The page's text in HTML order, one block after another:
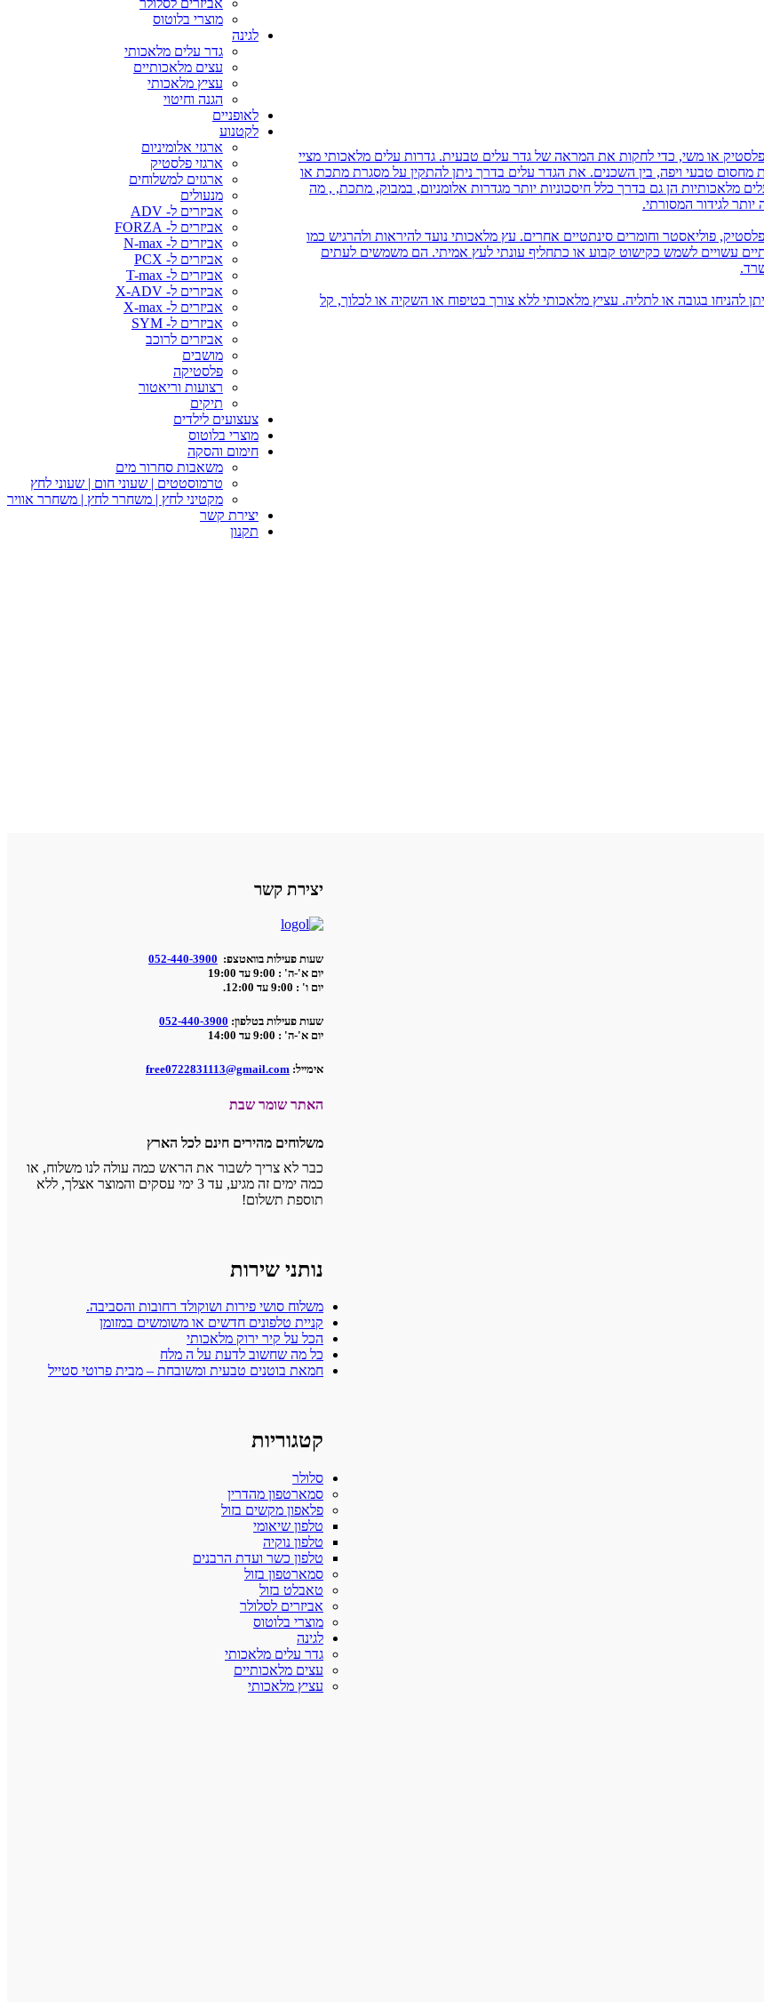
מוצרי בלוטוס
לגינה
גדר עלים מלאכותי
עצים מלאכותיים
עציץ מלאכותי
הגנה וחיטוי
לאופניים
לקטנוע
ארגזי אלומיניום
ארגזי פלסטיק
ארגזים למשלוחים
מנעולים
אביזרים ל- ADV
אביזרים ל- FORZA
אביזרים ל- N-max
אביזרים ל- PCX
אביזרים ל- T-max
אביזרים ל- X-ADV
אביזרים ל- X-max
אביזרים ל- SYM
אביזרים לרוכב
מושבים
פלסטיקה
רצועות וריאטור
תיקים
צעצועים לילדים
מוצרי בלוטוס
חימום והסקה
משאבות סחרור מים
טרמוסטטים | שעוני חום | שעוני לחץ
מקטיני לחץ | משחרר לחץ | משחרר אוויר
יצירת קשר
תקנון
או משי, כדי לחקות את המראה של גדר עלים טבעית. גדרות עלים מלאכותי מציי
מחסום טבעי ויפה, בין השכנים. את הגדר עלים בדרך ניתן להתקין על מסגרת מתכת או
מלאכותיות הן גם בדרך כלל חיסכוניות יותר מגדרות אלומניום, במבוק, מתכת, , מה
לגידור המסורתי.
פוליאסטר וחומרים סינתטיים אחרים. עץ מלאכותי נועד להיראות ולהרגיש כמו
עשויים לשמש כקישוט קבוע או כתחליף עונתי לעץ אמיתי. הם משמשים לעתים
בשונה מעץ מלאכותי, הוא מגיע עד כגובה 80 ס”מ, ניתן להניחו בגובה או לתליה. עציץ מלאכותי ללא צורך בטיפוח או השקיה או לכלוך, קל
יצירת קשר
שעות פעילות בוואטצפ: 052-440-3900
יום א'-ה' : 9:00 עד 19:00
יום ו' : 9:00 עד 12:00.
שעות פעילות בטלפון: 052-440-3900
יום א'-ה' : 9:00 עד 14:00
אימייל: free0722831113@gmail.com
האתר שומר שבת
משלוחים מהירים חינם לכל הארץ
כבר לא צריך לשבור את הראש כמה עולה לנו משלוח, או
כמה ימים זה מגיע, עד 3 ימי עסקים והמוצר אצלך, ללא
תוספת תשלום!
נותני שירות
משלוח סושי פירות ושוקולד רחובות והסביבה.
קניית טלפונים חדשים או משומשים במזומן
הכל על קיר ירוק מלאכותי
כל מה שחשוב לדעת על ה מלח
חמאת בוטנים טבעית ומשובחת – מבית פרוטי סטייל
קטגוריות
סלולר
סמארטפון מהדרין
פלאפון מקשים בזול
טלפון שיאומי
טלפון נוקיה
טלפון כשר ועדת הרבנים
סמארטפון בזול
טאבלט בזול
אביזרים לסלולר
מוצרי בלוטוס
לגינה
גדר עלים מלאכותי
עצים מלאכותיים
עציץ מלאכותי